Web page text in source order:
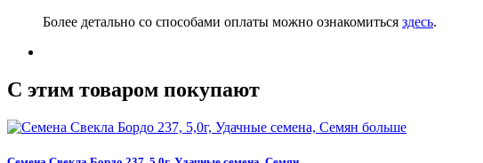
Более детально со способами оплаты можно ознакомиться здесь.
C этим товаром покупают